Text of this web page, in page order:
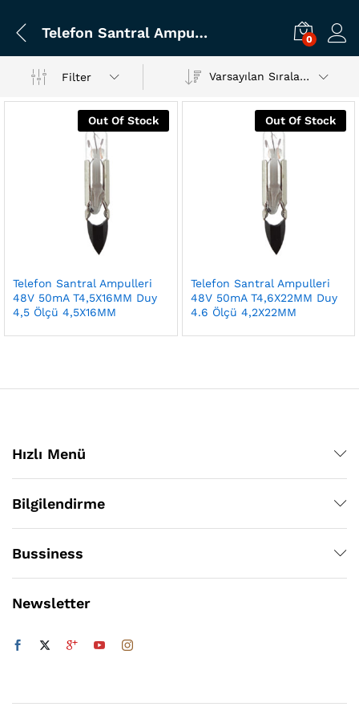
Telefon Santral Ampulleri 48V 50mA T4 0
Filter Varsayılan Sıralama
Out Of Stock
Telefon Santral Ampulleri
48V 50mA T4,5X16MM Duy
4,5 Ölçü 4,5X16MM
Out Of Stock
Telefon Santral Ampulleri
48V 50mA T4,6X22MM Duy
4.6 Ölçü 4,2X22MM
Hızlı Menü
Bilgilendirme
Bussiness
Newsletter